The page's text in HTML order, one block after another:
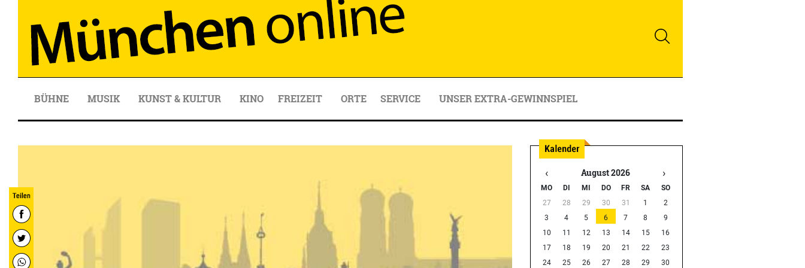
BÜHNE MUSIK KUNST & KULTUR KINO FREIZEIT ORTE SERVICE UNSER EXTRA-GEWINNSPIEL
‹ August 2026 ›
MO DI MI DO FR SA
SO
27
28 29 30 31 1
2
3
4 5 6 7 8
9
10
11 12 13 14 15
16
17
18 19 20 21 22
23
24
25 26 27 28 29 30